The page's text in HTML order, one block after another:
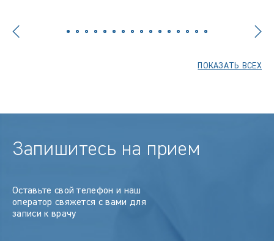
ПОКАЗАТЬ ВСЕХ
Запишитесь на прием
Оставьте свой телефон и наш
оператор свяжется с вами для
записи к врачу